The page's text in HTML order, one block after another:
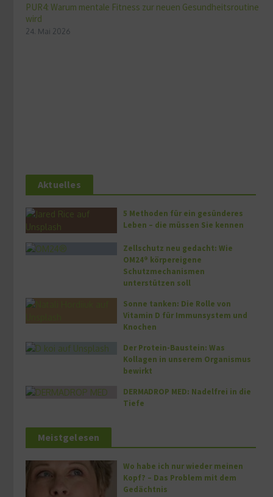
PUR4: Warum mentale Fitness zur neuen Gesundheitsroutine
wird
24. Mai 2026
Aktuelles
5 Methoden für ein gesünderes
Leben – die müssen Sie kennen
Zellschutz neu gedacht: Wie
OM24® körpereigene
Schutzmechanismen
unterstützen soll
Sonne tanken: Die Rolle von
Vitamin D für Immunsystem und
Knochen
Der Protein-Baustein: Was
Kollagen in unserem Organismus
bewirkt
DERMADROP MED: Nadelfrei in die
Tiefe
Meistgelesen
Wo habe ich nur wieder meinen
Kopf? – Das Problem mit dem
Gedächtnis